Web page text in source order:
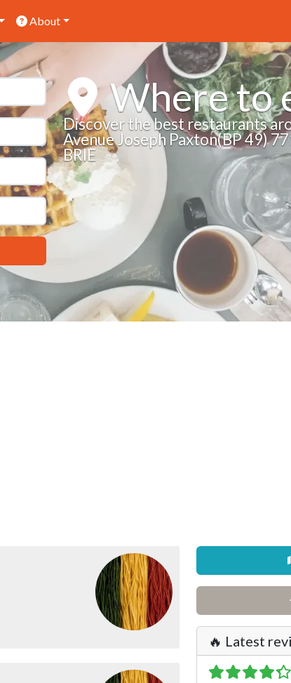
About
Where to
Discover the best restaurants
Avenue Joseph Paxton(BP 49)
BRIE
🔥 Latest